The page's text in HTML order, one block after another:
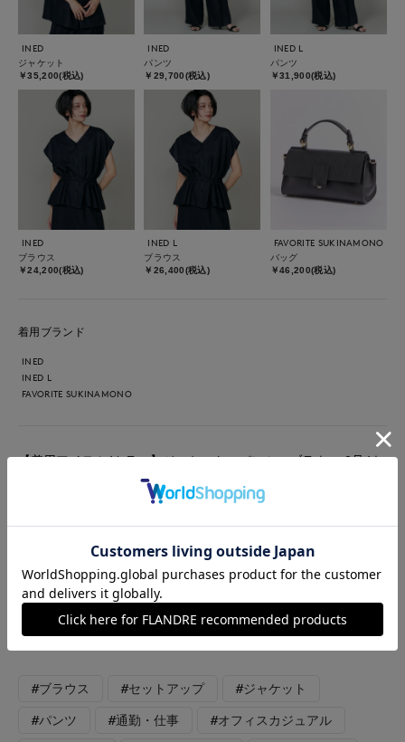
INED
ジャケット
￥35,200(税込)
INED
パンツ
￥29,700(税込)
INED L
パンツ
￥31,900(税込)
INED
ブラウス
￥24,200(税込)
INED L
ブラウス
￥26,400(税込)
FAVORITE SUKINAMONO
バッグ
￥46,200(税込)
着用ブランド
INED
INED L
FAVORITE SUKINAMONO
【着用アイテム/カラー】ジャケット、パンツ、ブラウス:9号/ネ
イビー 夏に向けてセットアップをアップデート。リネンライク
で清涼感のある素材のセットアップ。ハーフスリーブのジャケッ
トはきちんと感もありながら涼しい着心地。同素材でパンツとブ
ラウスもあるので、お好みの組み合わせで着ることが出来ます。
リネン素材はシワが気になりますがリネンライクな素材なので、
リネンのナチュラルな風合いと清涼感はしっかりありますが、ホ
ームケアも出来てシワになりにくいという優秀セットアップで
す。
#ブラウス #セットアップ #ジャケット
#パンツ #通勤・仕事 #オフィスカジュアル